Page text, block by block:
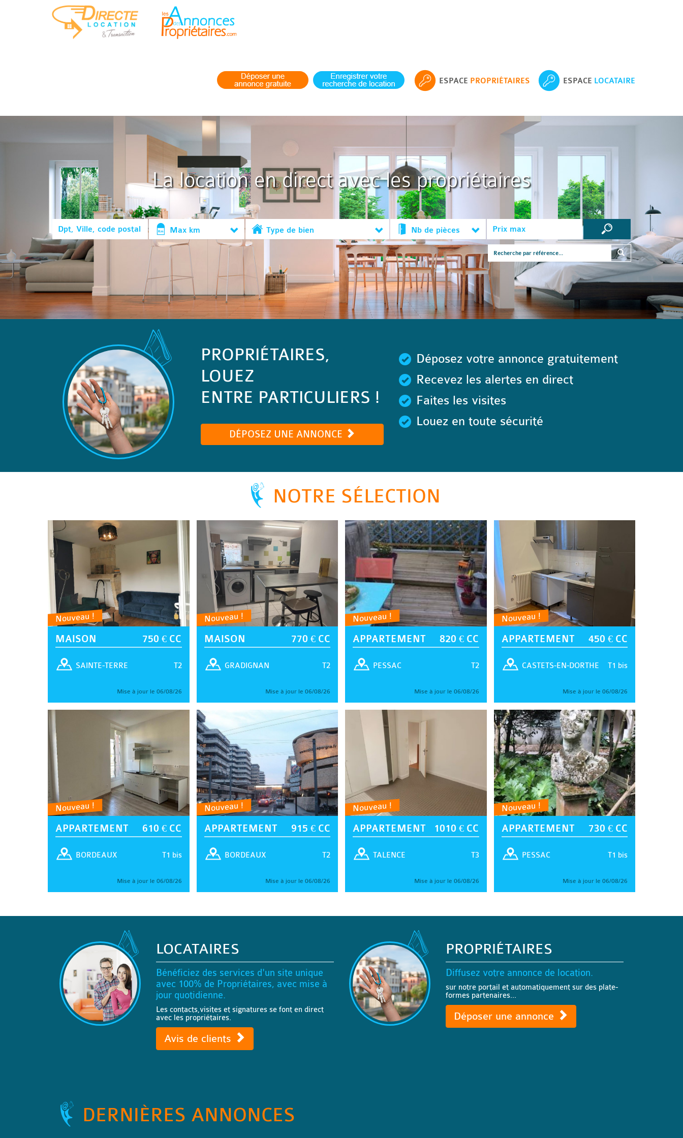
ESPACE PROPRIÉTAIRES ESPACE LOCATAIRE
La location en direct avec les propriétaires
Max km Type de bien Nb de pièces
PROPRIÉTAIRES,
LOUEZ
ENTRE PARTICULIERS !
DÉPOSEZ UNE ANNONCE
Déposez votre annonce gratuitement
Recevez les alertes en direct
Faites les visites
Louez en toute sécurité
NOTRE SÉLECTION
Nouveau !
MAISON 750 € CC
T2
SAINTE-TERRE
Mise à jour le 06/08/26
Nouveau !
MAISON 770 € CC
T2
GRADIGNAN
Mise à jour le 06/08/26
Nouveau !
APPARTEMENT 820 € CC
T2
PESSAC
Mise à jour le 06/08/26
Nouveau !
APPARTEMENT 450 € CC
T1 bis
CASTETS-EN-DORTHE
Mise à jour le 06/08/26
Nouveau !
APPARTEMENT 610 € CC
T1 bis
BORDEAUX
Mise à jour le 06/08/26
Nouveau !
APPARTEMENT 915 € CC
T2
BORDEAUX
Mise à jour le 06/08/26
Nouveau !
APPARTEMENT 1010 € CC
T3
TALENCE
Mise à jour le 06/08/26
Nouveau !
APPARTEMENT 730 € CC
T1 bis
PESSAC
Mise à jour le 06/08/26
LOCATAIRES
Bénéficiez des services d'un site unique
avec 100% de Propriétaires, avec mise à
jour quotidienne.
Les contacts,visites et signatures se font en direct
avec les propriétaires.
Avis de clients
PROPRIÉTAIRES
Diffusez votre annonce de location.
sur notre portail et automatiquement sur des plate-
formes partenaires...
Déposer une annonce
DERNIÈRES ANNONCES